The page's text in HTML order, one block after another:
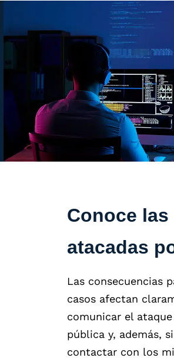
Conoce
atacadas
Las consecuencias
casos afectan
comunicar el
pública y, además,
contactar con los